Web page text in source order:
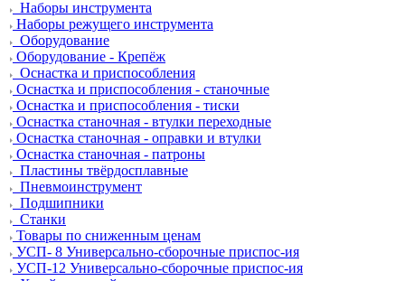
Наборы инструмента
Наборы режущего инструмента
Оборудование
Оборудование - Крепёж
Оснастка и приспособления
Оснастка и приспособления - станочные
Оснастка и приспособления - тиски
Оснастка станочная - втулки переходные
Оснастка станочная - оправки и втулки
Оснастка станочная - патроны
Пластины твёрдосплавные
Пневмоинструмент
Подшипники
Станки
Товары по сниженным ценам
УСП- 8 Универсально-сборочные приспос-ия
УСП-12 Универсально-сборочные приспос-ия